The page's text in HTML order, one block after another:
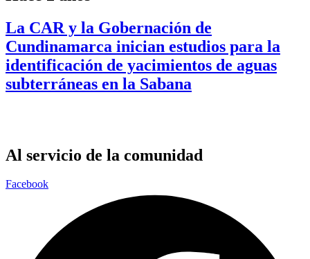
La CAR y la Gobernación de
Cundinamarca inician estudios para la
identificación de yacimientos de aguas
subterráneas en la Sabana
Al servicio de la comunidad
Facebook